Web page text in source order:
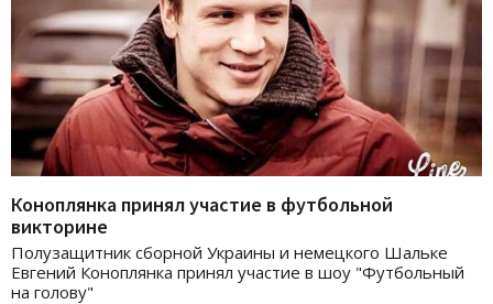
Коноплянка принял участие в футбольной
викторине
Полузащитник сборной Украины и немецкого Шальке
Евгений Коноплянка принял участие в шоу "Футбольный
на голову"